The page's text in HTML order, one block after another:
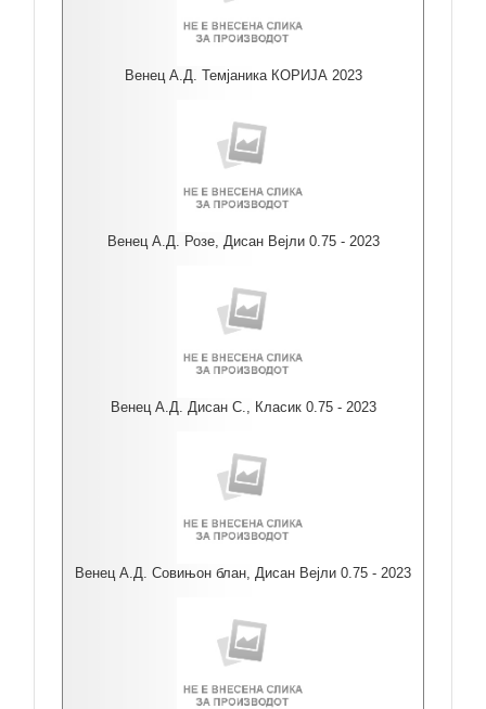
Венец А.Д. Темјаника КОРИЈА 2023
Венец А.Д. Розе, Дисан Вејли 0.75 - 2023
Венец А.Д. Дисан С., Класик 0.75 - 2023
Венец А.Д. Совињон блан, Дисан Вејли 0.75 - 2023